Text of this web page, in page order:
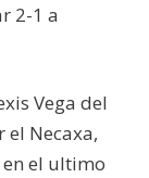
2-1 a
Vega del
el Necaxa,
el ultimo